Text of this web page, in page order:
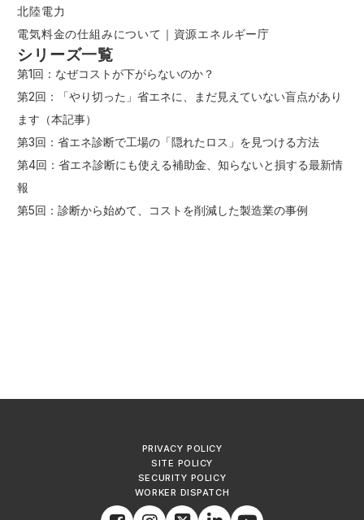
北陸電力
電気料金の仕組みについて｜資源エネルギー庁
シリーズ一覧
第1回： なぜコストが下がらないのか？
第2回：「やり切った」省エネに、まだ見えていない盲点があり
ます（本記事）
第3回：省エネ診断で工場の「隠れたロス」を見つける方法
第4回：省エネ診断にも使える補助金、知らないと損する最新情
報
第5回：診断から始めて、コストを削減した製造業の事例
PRIVACY POLICY
SITE POLICY
SECURITY POLICY
WORKER DISPATCH